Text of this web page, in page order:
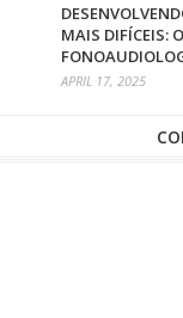
MAIS DIFÍCEIS:
APRIL 17, 2025